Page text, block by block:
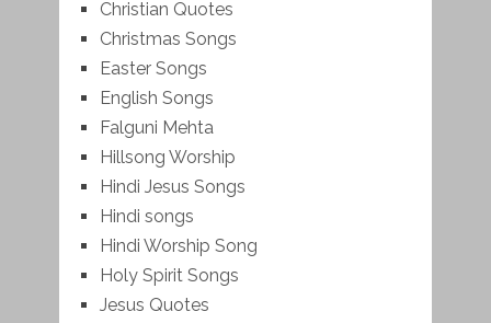
Christian Quotes
Christmas Songs
Easter Songs
English Songs
Falguni Mehta
Hillsong Worship
Hindi Jesus Songs
Hindi songs
Hindi Worship Song
Holy Spirit Songs
Jesus Quotes